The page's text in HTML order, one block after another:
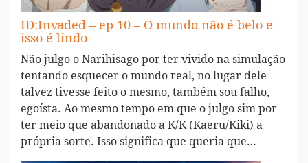
ID:Invaded – ep 10 – O mundo não é belo e
isso é lindo
Não julgo o Narihisago por ter vivido na simulação
tentando esquecer o mundo real, no lugar dele
talvez tivesse feito o mesmo, também sou falho,
egoísta. Ao mesmo tempo em que o julgo sim por
ter meio que abandonado a K/K (Kaeru/Kiki) a
própria sorte. Isso significa que queria que…